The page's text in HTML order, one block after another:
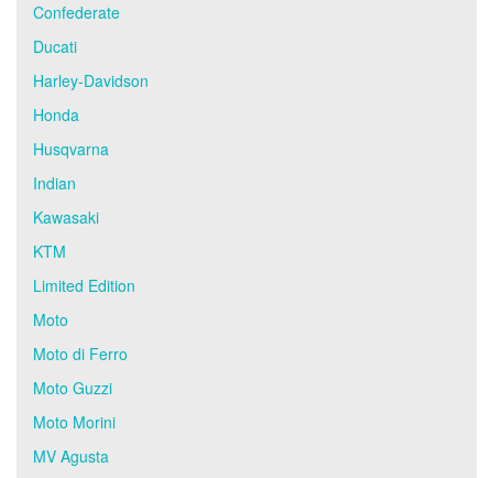
Confederate
Ducati
Harley-Davidson
Honda
Husqvarna
Indian
Kawasaki
KTM
Limited Edition
Moto
Moto di Ferro
Moto Guzzi
Moto Morini
MV Agusta